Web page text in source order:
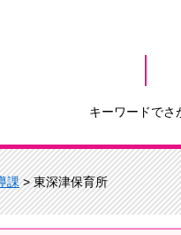
キーワードでさ
課> 東深津保育所